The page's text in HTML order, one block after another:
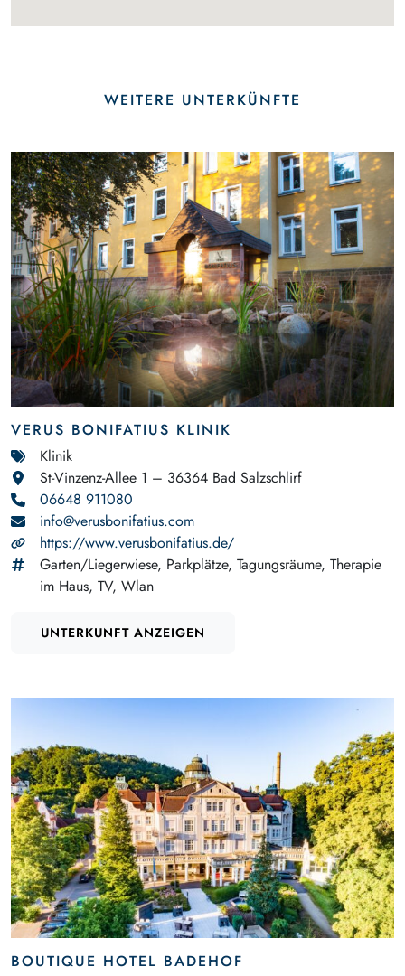
WEITERE UNTERKÜNFTE
VERUS BONIFATIUS KLINIK
Klinik
St-Vinzenz-Allee 1 – 36364 Bad Salzschlirf
06648 911080
info@verusbonifatius.com
https://www.verusbonifatius.de/
Garten/Liegerwiese, Parkplätze, Tagungsräume, Therapie
im Haus, TV, Wlan
UNTERKUNFT ANZEIGEN
BOUTIQUE HOTEL BADEHOF